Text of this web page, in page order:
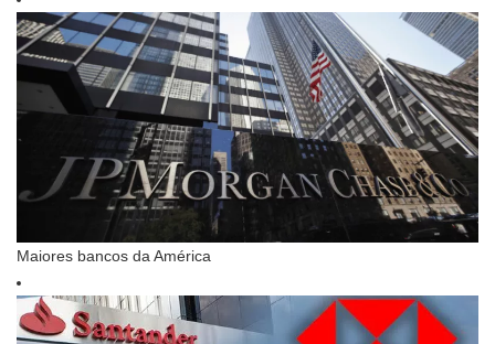
Maiores bancos da América